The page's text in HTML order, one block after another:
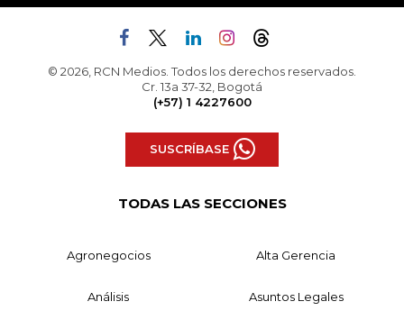
© 2026, RCN Medios. Todos los derechos reservados.
Cr. 13a 37-32, Bogotá
(+57) 1 4227600
SUSCRÍBASE
TODAS LAS SECCIONES
Agronegocios Alta Gerencia
Análisis Asuntos Legales